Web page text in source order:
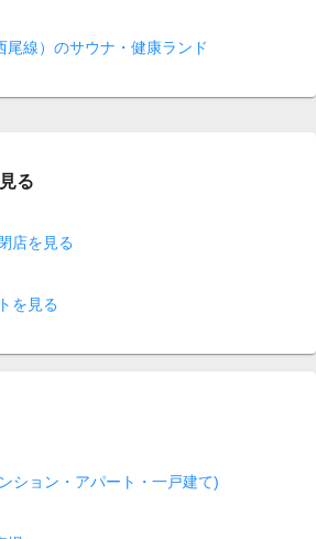
尾線）のサウナ・健康ランド
る
店を見る
を見る
ション・アパート・一戸建て)